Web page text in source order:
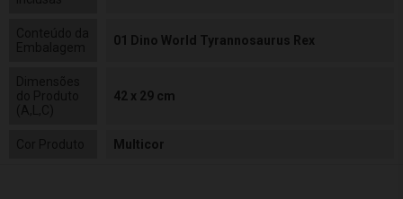
01 Dino World Tyrannosaurus Rex
42 x 29 cm
Multicor